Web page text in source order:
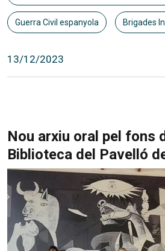
Guerra Civil espanyola Brigades
13/12/2023
Nou arxiu oral pel fons
Biblioteca del Pavelló